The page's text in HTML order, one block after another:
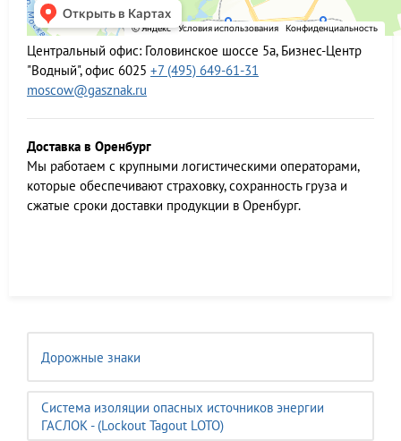
Дорожные знаки
Система изоляции опасных источников энергии
ГАСЛОК - (Lockout Tagout LOTO)
Центральный офис: Головинское шоссе 5а, Бизнес-Центр
"Водный", офис 6025 +7 (495) 649-61-31
moscow@gasznak.ru
Доставка в Оренбург
Мы работаем c крупными логистическими операторами,
которые обеспечивают страховку, сохранность груза и
сжатые сроки доставки продукции в Оренбург.